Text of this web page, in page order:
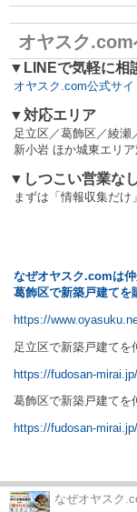
オヤスク.com
▼LINEで気軽に相
オヤスク.com公式サイ
▼対応エリア
足立区／葛飾区／綾瀬
新小岩 ほか城東エリ
▼しつこい営業な
まずは「情報収集だけ
なぜオヤスク.comは
葛飾区で新築戸建てを
https://
足立区で新築戸建て
https://fudosan-
葛飾区で新築戸建てを
https://fudosan-
なぜオヤスク